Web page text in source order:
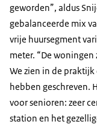
geworden”, aldus
gebalanceerde mix
vrije huursegment
meter. “De
We zien in de
hebben geschreven.
voor senioren: zeer
station en het